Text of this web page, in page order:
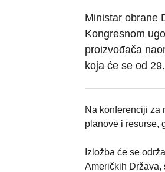
Ministar obrane
Kongresnom
proizvođača
koja će se od
Na konferenciji za
planove i resurse,
Izložba će se
Američkih Država,